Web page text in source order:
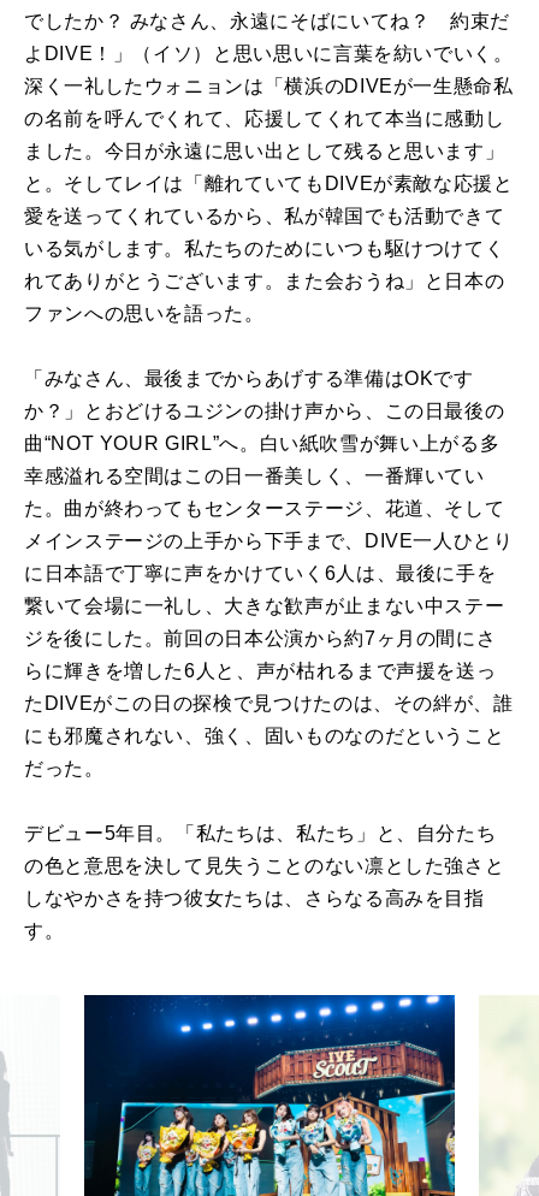
でしたか？ みなさん、永遠にそばにいてね？ 約束だ
よDIVE！」（イソ）と思い思いに言葉を紡いでいく。
深く一礼したウォニョンは「横浜のDIVEが一生懸命私
の名前を呼んでくれて、応援してくれて本当に感動し
ました。今日が永遠に思い出として残ると思います」
と。そしてレイは「離れていてもDIVEが素敵な応援と
愛を送ってくれているから、私が韓国でも活動できて
いる気がします。私たちのためにいつも駆けつけてく
れてありがとうございます。また会おうね」と日本の
ファンへの思いを語った。
「みなさん、最後までからあげする準備はOKです
か？」とおどけるユジンの掛け声から、この日最後の
曲“NOT YOUR GIRL”へ。白い紙吹雪が舞い上がる多
幸感溢れる空間はこの日一番美しく、一番輝いてい
た。曲が終わってもセンターステージ、花道、そして
メインステージの上手から下手まで、DIVE一人ひとり
に日本語で丁寧に声をかけていく6人は、最後に手を
繋いて会場に一礼し、大きな歓声が止まない中ステー
ジを後にした。前回の日本公演から約7ヶ月の間にさ
らに輝きを増した6人と、声が枯れるまで声援を送っ
たDIVEがこの日の探検で見つけたのは、その絆が、誰
にも邪魔されない、強く、固いものなのだということ
だった。
デビュー5年目。「私たちは、私たち」と、自分たち
の色と意思を決して見失うことのない凛とした強さと
しなやかさを持つ彼女たちは、さらなる高みを目指
す。